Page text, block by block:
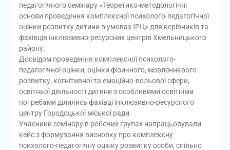
педагогічного семінару «Теоретико-методологічні
основи проведення комплексної психолого-педагогічної
оцінки розвитку дитини в умовах ІРЦ» для керівників та
фахівців інклюзивно-ресурсних центрів Хмельницького
району.
Досвідом проведення комплексної психолого-
педагогічної оцінки, оцінки фізичного, мовленнєвого
розвитку, когнітивної та емоційно-вольової сфери,
освітньої діяльності дитини з особливими освітніми
потребами ділились фахівці інклюзивно-ресурсного
центру Городоцької міської ради.
Учасники семінару в робочих групах напрацьовували
кейс з формування висновку про комплексну
психолого-педагогічну оцінку розвитку особи, спільно